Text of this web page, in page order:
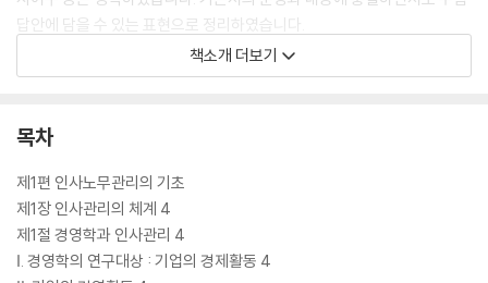
답안에 담을 수 있는 표현으로 정리하였습니다.
셋째, 수험 적합적인 인사노무관리론의 흐름을 만들고 내용을 구조화하였
n-Do-See’라는 관리활동의 구조로 통일시켜 정리하고자 하였습니다.
기술되어 있는 테마로 한정하여 가장 마지막 장에 배치하였습니다. 인사관
리의 기본적이자 핵심적인 내용에 집중하고, 이에 영향을 미치는 환경 요
인 및 그 영향으로 인해 검토해야 하는 인적자원관리상의 이슈로 자연스럽
게 연결되도록 하였습니다. 이슈의 경우, 각종 기본서의 내용을 그대로 편
책소개 더보기
목차
제1편 인사노무관리의 기초
제1장 인사관리의 체계 4
제1절 경영학과 인사관리 4
Ⅰ. 경영학의 연구대상 : 기업의 경제활동 4